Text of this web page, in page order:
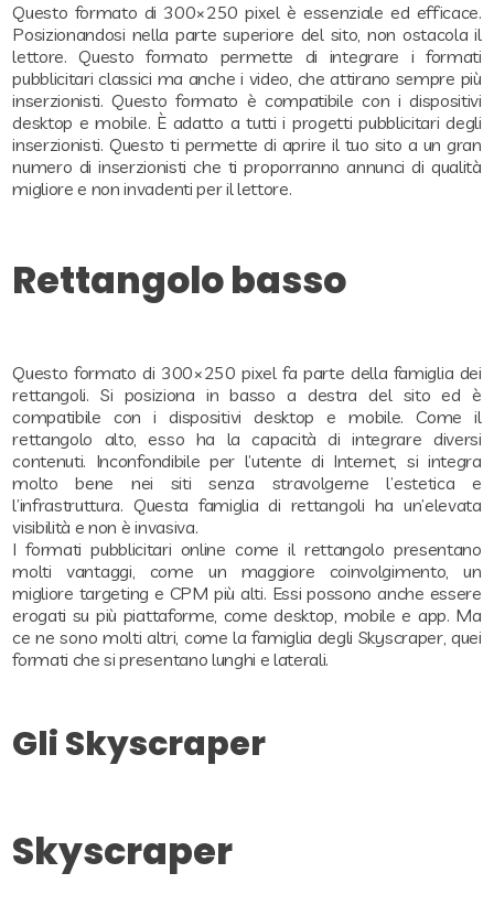
Questo formato di 300×250 pixel è essenziale ed efficace.
Posizionandosi nella parte superiore del sito, non ostacola il
lettore. Questo formato permette di integrare i formati
pubblicitari classici ma anche i video, che attirano sempre più
inserzionisti. Questo formato è compatibile con i dispositivi
desktop e mobile. È adatto a tutti i progetti pubblicitari degli
inserzionisti. Questo ti permette di aprire il tuo sito a un gran
numero di inserzionisti che ti proporranno annunci di qualità
migliore e non invadenti per il lettore.
Rettangolo basso
Questo formato di 300×250 pixel fa parte della famiglia dei
rettangoli. Si posiziona in basso a destra del sito ed è
compatibile con i dispositivi desktop e mobile. Come il
rettangolo alto, esso ha la capacità di integrare diversi
contenuti. Inconfondibile per l’utente di Internet, si integra
molto bene nei siti senza stravolgerne l’estetica e
l’infrastruttura. Questa famiglia di rettangoli ha un’elevata
visibilità e non è invasiva.
I formati pubblicitari online come il rettangolo presentano
molti vantaggi, come un maggiore coinvolgimento, un
migliore targeting e CPM più alti. Essi possono anche essere
erogati su più piattaforme, come desktop, mobile e app. Ma
ce ne sono molti altri, come la famiglia degli Skyscraper, quei
formati che si presentano lunghi e laterali.
Gli Skyscraper
Skyscraper